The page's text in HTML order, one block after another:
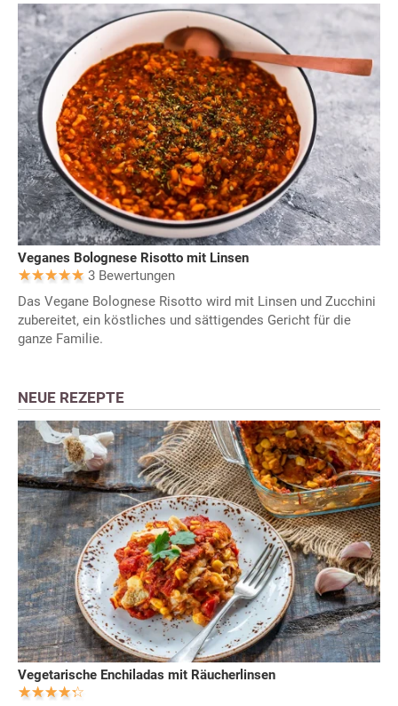
Veganes Bolognese Risotto mit Linsen
3 Bewertungen
Das Vegane Bolognese Risotto wird mit Linsen und Zucchini
zubereitet, ein köstliches und sättigendes Gericht für die
ganze Familie.
NEUE REZEPTE
Vegetarische Enchiladas mit Räucherlinsen